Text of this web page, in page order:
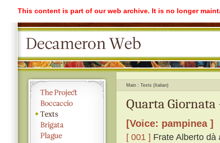
This content is part of our web archive. It is no longer
Main Texts (Italian)
Quarta Giornata
[Voice: pampinea ]
[ 001 ] Frate Alberto dà